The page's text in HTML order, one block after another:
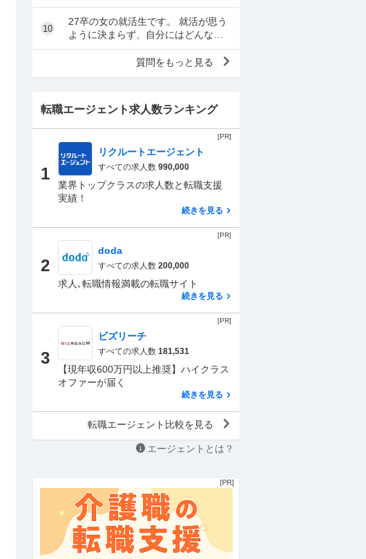
ですがどういうことでしょうか。 長
いあいだ掲載されている求人です。
10
27卒の女の就活生です。 就活が思う
ように決まらず、自分にはどんな仕
事もできないのではないかと感じて
いて、何かの病気なのではないかと
質問をもっと見る
転職エージェント求人数ランキング
[PR]
1
リクルートエージェント
すべての求人数 990,000
業界トップクラスの求人数と転職支援
実績！
続きを見る
[PR]
2
doda
すべての求人数 200,000
求人､転職情報満載の転職サイト
続きを見る
[PR]
3
ビズリーチ
すべての求人数 181,531
【現年収600万円以上推奨】ハイクラス
オファーが届く
続きを見る
転職エージェント比較を見る
エージェントとは？